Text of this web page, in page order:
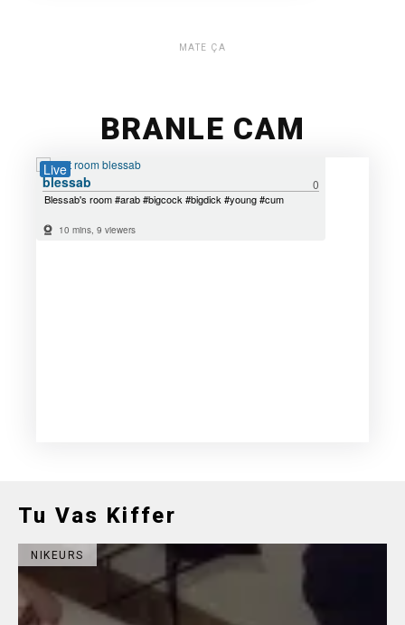
MATE ÇA
BRANLE CAM
Tu Vas Kiffer
NIKEURS